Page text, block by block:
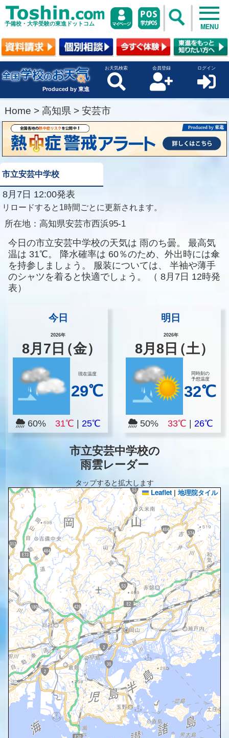
予備校・大学受験の東進ドットコム MENU
Produced by 東進
お天気検索 会員登録 ログイン
Home > 高知県 > 安芸市
市立安芸中学校
8月7日 12:00発表
リロードすると1時間ごとに更新されます。
所在地： 高知県安芸市西浜95-1
今日の市立安芸中学校の天気は 雨のち曇。
最高気
温は 31℃。 降水確率は 60％のため、外出時には傘
を持参しましょう。
服装については、
半袖や薄手
のシャツを着ると快適でしょう。
（ 8月7日 12時発
表）
今日
2026年
8月 7 日（金）
現在温度
29℃
60% 31℃ 25℃
明日
2026年
8月8 日（土）
同時刻の
予想温度
32℃
50% 33℃ |26℃
市立安芸中学校の
雨雲レーダー
タップすると拡大します
Leaflet | 地理院タイル